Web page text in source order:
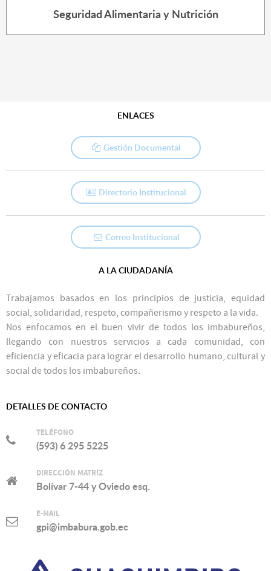
Seguridad Alimentaria y Nutrición
ENLACES
Gestión Documental
Directorio Institucional
Correo Institucional
A LA CIUDADANÍA
Trabajamos basados en los principios de justicia, equidad
social, solidaridad, respeto, compañerismo y respeto a la vida.
Nos enfocamos en el buen vivir de todos los imbabureños,
llegando con nuestros servicios a cada comunidad, con
eficiencia y eficacia para lograr el desarrollo humano, cultural y
social de todos los imbabureños.
DETALLES DE CONTACTO
TELÉFONO
(593) 6 295 5225
DIRECCIÓN MATRÍZ
Bolívar 7-44 y Oviedo esq.
E-MAIL
gpi@imbabura.gob.ec